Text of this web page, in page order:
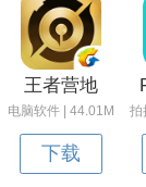
王者营地
电脑软件 | 44.01M
下载
拍